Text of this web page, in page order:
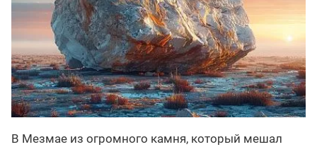
В Мезмае из огромного камня, который мешал